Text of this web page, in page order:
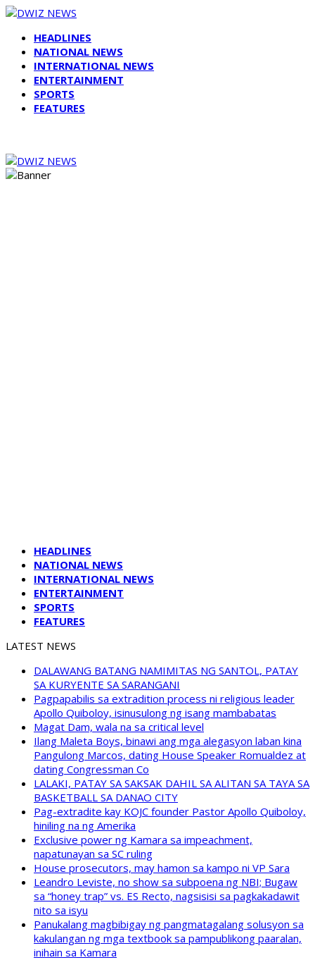
HEADLINES
NATIONAL NEWS
INTERNATIONAL NEWS
ENTERTAINMENT
SPORTS
FEATURES
HEADLINES
NATIONAL NEWS
INTERNATIONAL NEWS
ENTERTAINMENT
SPORTS
FEATURES
LATEST NEWS
DALAWANG BATANG NAMIMITAS NG SANTOL, PATAY
SA KURYENTE SA SARANGANI
Pagpapabilis sa extradition process ni religious leader
Apollo Quiboloy, isinusulong ng isang mambabatas
Magat Dam, wala na sa critical level
Ilang Maleta Boys, binawi ang mga alegasyon laban kina
Pangulong Marcos, dating House Speaker Romualdez at
dating Congressman Co
LALAKI, PATAY SA SAKSAK DAHIL SA ALITAN SA TAYA SA
BASKETBALL SA DANAO CITY
Pag-extradite kay KOJC founder Pastor Apollo Quiboloy,
hiniling na ng Amerika
Exclusive power ng Kamara sa impeachment,
napatunayan sa SC ruling
House prosecutors, may hamon sa kampo ni VP Sara
Leandro Leviste, no show sa subpoena ng NBI; Bugaw
sa “honey trap” vs. ES Recto, nagsisisi sa pagkakadawit
nito sa isyu
Panukalang magbibigay ng pangmatagalang solusyon sa
kakulangan ng mga textbook sa pampublikong paaralan,
inihain sa Kamara